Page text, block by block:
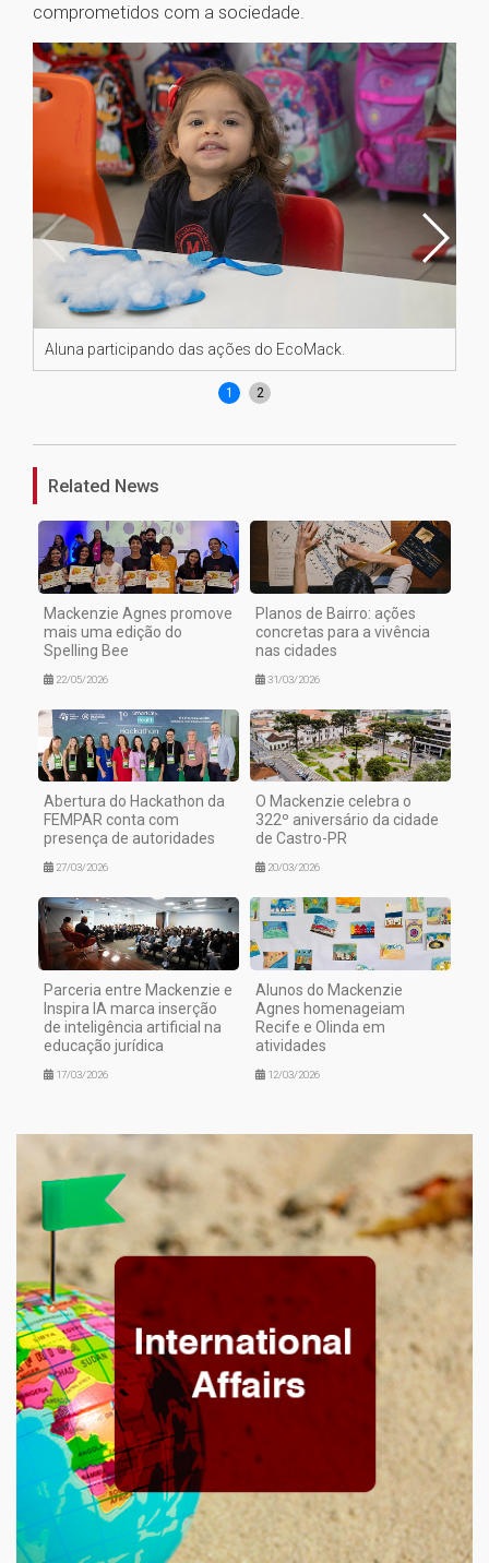
comprometidos com a sociedade.
Aluna participando das ações do EcoMack.
1 2
Related News
Mackenzie Agnes promove
mais uma edição do
Spelling Bee
22/05/2026
Planos de Bairro: ações
concretas para a vivência
nas cidades
31/03/2026
Abertura do Hackathon da
FEMPAR conta com
presença de autoridades
27/03/2026
O Mackenzie celebra o
322º aniversário da cidade
de Castro-PR
20/03/2026
Parceria entre Mackenzie e
Inspira IA marca inserção
de inteligência artificial na
educação jurídica
17/03/2026
Alunos do Mackenzie
Agnes homenageiam
Recife e Olinda em
atividades
12/03/2026